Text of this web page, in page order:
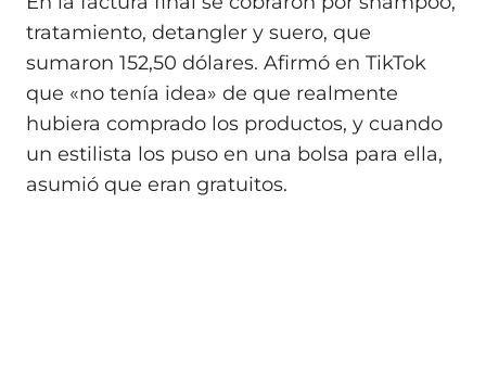
tratamiento, detangler y suero, que
sumaron 152,50 dólares. Afirmó en TikTok
que «no tenía idea» de que realmente
hubiera comprado los productos, y cuando
un estilista los puso en una bolsa para ella,
asumió que eran gratuitos.